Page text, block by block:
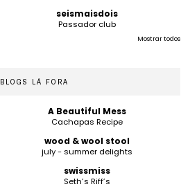
seismaisdois
Passador club
Mostrar todos
BLOGS LÁ FORA
A Beautiful Mess
Cachapas Recipe
wood & wool stool
july - summer delights
swissmiss
Seth’s Riff’s